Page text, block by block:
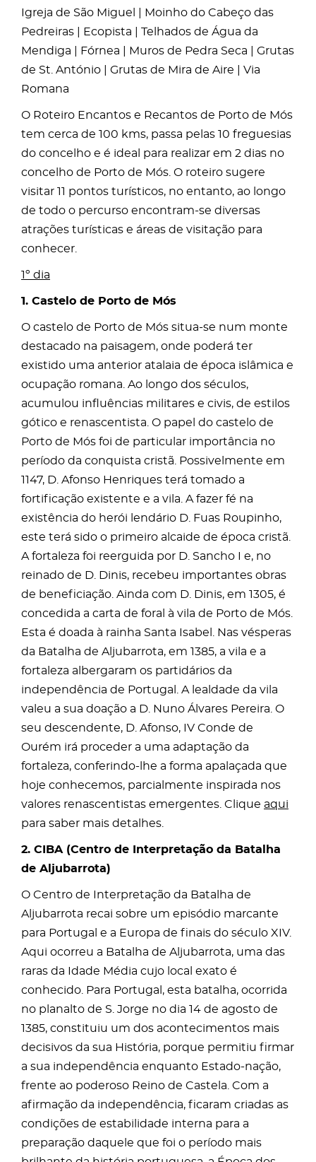
Igreja de São Miguel | Moinho do Cabeço das
Pedreiras | Ecopista | Telhados de Água da
Mendiga | Fórnea | Muros de Pedra Seca | Grutas
de St. António | Grutas de Mira de Aire | Via
Romana
O Roteiro Encantos e Recantos de Porto de Mós
tem cerca de 100 kms, passa pelas 10 freguesias
do concelho e é ideal para realizar em 2 dias no
concelho de Porto de Mós. O roteiro sugere
visitar 11 pontos turísticos, no entanto, ao longo
de todo o percurso encontram-se diversas
atrações turísticas e áreas de visitação para
conhecer.
1º dia
1. Castelo de Porto de Mós
O castelo de Porto de Mós situa-se num monte
destacado na paisagem, onde poderá ter
existido uma anterior atalaia de época islâmica e
ocupação romana. Ao longo dos séculos,
acumulou influências militares e civis, de estilos
gótico e renascentista. O papel do castelo de
Porto de Mós foi de particular importância no
período da conquista cristã. Possivelmente em
1147, D. Afonso Henriques terá tomado a
fortificação existente e a vila. A fazer fé na
existência do herói lendário D. Fuas Roupinho,
este terá sido o primeiro alcaide de época cristã.
A fortaleza foi reerguida por D. Sancho I e, no
reinado de D. Dinis, recebeu importantes obras
de beneficiação. Ainda com D. Dinis, em 1305, é
concedida a carta de foral à vila de Porto de Mós.
Esta é doada à rainha Santa Isabel. Nas vésperas
da Batalha de Aljubarrota, em 1385, a vila e a
fortaleza albergaram os partidários da
independência de Portugal. A lealdade da vila
valeu a sua doação a D. Nuno Álvares Pereira. O
seu descendente, D. Afonso, IV Conde de
Ourém irá proceder a uma adaptação da
fortaleza, conferindo-lhe a forma apalaçada que
hoje conhecemos, parcialmente inspirada nos
valores renascentistas emergentes. Clique aqui
para saber mais detalhes.
2. CIBA (Centro de Interpretação da Batalha
de Aljubarrota)
O Centro de Interpretação da Batalha de
Aljubarrota recai sobre um episódio marcante
para Portugal e a Europa de finais do século XIV.
Aqui ocorreu a Batalha de Aljubarrota, uma das
raras da Idade Média cujo local exato é
conhecido. Para Portugal, esta batalha, ocorrida
no planalto de S. Jorge no dia 14 de agosto de
1385, constituiu um dos acontecimentos mais
decisivos da sua História, porque permitiu firmar
a sua independência enquanto Estado-nação,
frente ao poderoso Reino de Castela. Com a
afirmação da independência, ficaram criadas as
condições de estabilidade interna para a
preparação daquele que foi o período mais